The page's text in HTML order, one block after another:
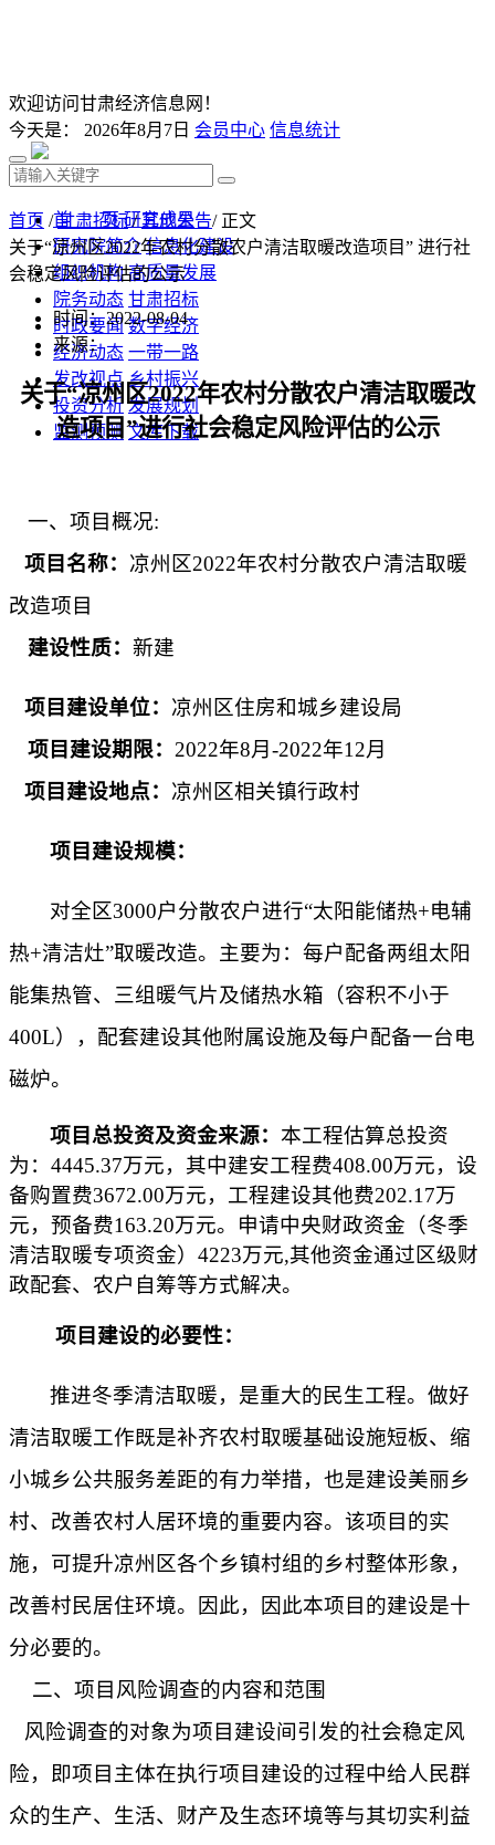
欢迎访问甘肃经济信息网！
今天是： 2026年8月7日 会员中心 信息统计
首 页 研究成果
研究院简介 信息化建设
组织机构 高质量发展
院务动态 甘肃招标
时政要闻 数字经济
经济动态 一带一路
发改视点 乡村振兴
投资分析 发展规划
监测预测 文库下载
首页 /甘肃招标/其他公告/ 正文
关于“凉州区2022年农村分散农户清洁取暖改造项目” 进行社
会稳定风险评估的公示
时间：2022-08-04
来源：
关于“凉州区2022年农村分散农户清洁取暖改
造项目”进行社会稳定风险评估的公示
一、项目概况:
项目名称： 凉州区2022年农村分散农户清洁取暖
改造项目
建设性质： 新建
项目建设单位： 凉州区住房和城乡建设局
项目建设期限： 2022年8月 -2022年12月
项目建设地点： 凉州区相关镇行政村
项目建设规模：
对全区3000户分散农户进行“太阳能储热+电辅
热+清洁灶”取暖改造。主要为：每户配备两组太阳
能集热管、三组暖气片及储热水箱（容积不小于
400L），配套建设其他附属设施及每户配备一台电
磁炉。
项目总投资及资金来源：本工程估算总投资
为： 4445.37万元，其中建安工程费408.00万元，设
备购置费3672.00万元，工程建设其他费202.17万
元，预备费163.20万元。申请中央财政资金（冬季
清洁取暖专项资金）4223万元,其他资金通过区级财
政配套、农户自筹等方式解决。
项目建设的必要性：
推进冬季清洁取暖，是重大的民生工程。做好
清洁取暖工作既是补齐农村取暖基础设施短板、缩
小城乡公共服务差距的有力举措，也是建设美丽乡
村、改善农村人居环境的重要内容。该项目的实
施，可提升凉州区各个乡镇村组的乡村整体形象，
改善村民居住环境。因此，
因此本项目的建设是十
分必要的。
二、项目风险调查的内容和范围
风险调查的对象为项目建设间引发的社会稳定风
险，即项目主体在执行项目建设的过程中给人民群
众的生产、生活、财产及生态环境等与其切实利益